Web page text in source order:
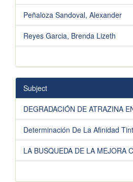
Peñaloza Sandoval, Alexander
Reyes Garcia, Brenda Lizeth
Subject
DEGRADACIÓN DE ATRAZINA
Determinación De La Afinidad
LA BUSQUEDA DE LA MEJORA